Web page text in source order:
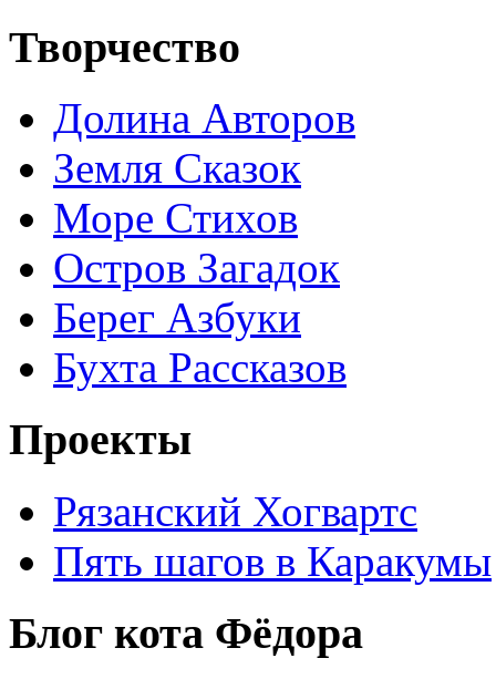
Творчество
Долина Авторов
Земля Сказок
Море Стихов
Остров Загадок
Берег Азбуки
Бухта Рассказов
Проекты
Рязанский Хогвартс
Пять шагов в Каракумы
Блог кота Фёдора